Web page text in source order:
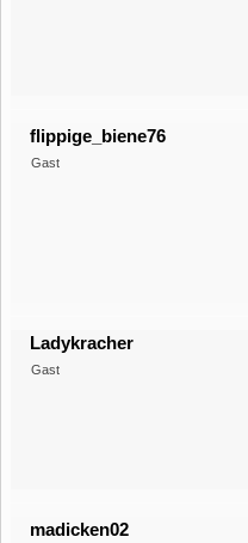
flippige_biene76
Gast
Ladykracher
Gast
madicken02